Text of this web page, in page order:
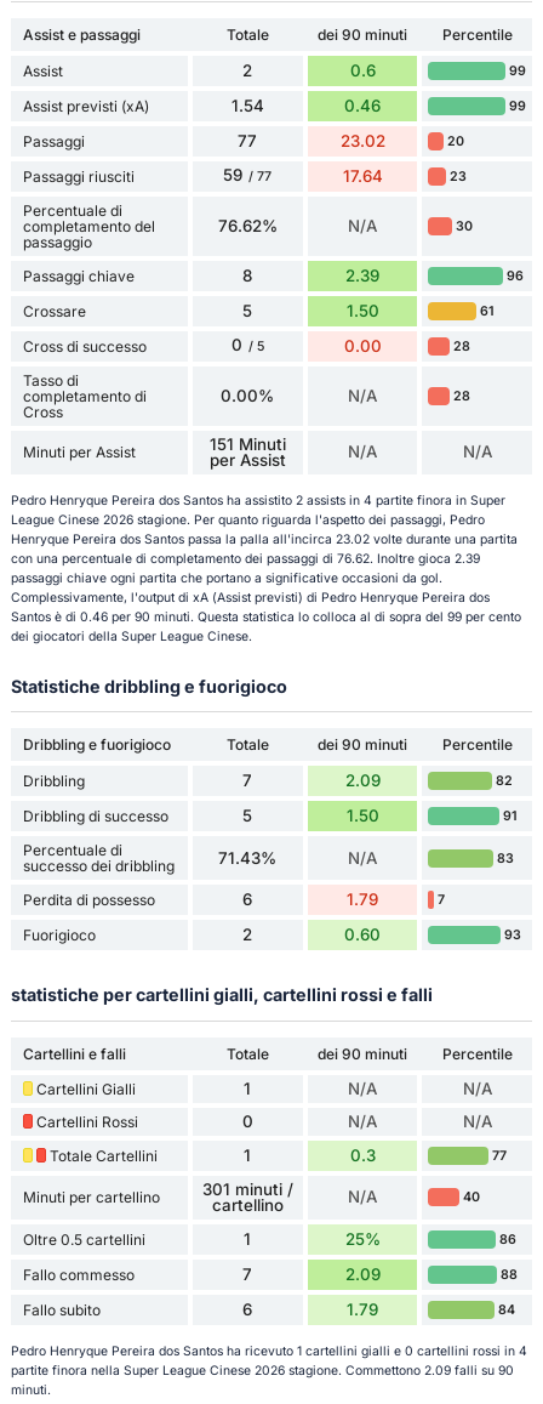
Assist e passaggi Totale dei 90 minuti
Percentile
Assist
2 0.6 99
Assist previsti (xA) 1.54 0.46 99
Passaggi 77 23.02 20
Passaggi riusciti 59 / 77 17.64 23
Percentuale di
completamento del
passaggio
76.62% N/A 30
Passaggi chiave 8 2.39 96
Crossare 5 1.50 61
Cross di successo 0 / 5 0.00 28
Tasso di
completamento di
Cross
0.00% N/A 28
Minuti per Assist
151 Minuti
per Assist
N/A N/A
Pedro Henryque Pereira dos Santos ha assistito 2 assists in 4 partite finora in Super
League Cinese 2026 stagione. Per quanto riguarda l'aspetto dei passaggi, Pedro
Henryque Pereira dos Santos passa la palla all'incirca 23.02 volte durante una partita
con una percentuale di completamento dei passaggi di 76.62. Inoltre gioca 2.39
passaggi chiave ogni partita che portano a significative occasioni da gol.
Complessivamente, l'output di xA (Assist previsti) di Pedro Henryque Pereira dos
Santos è di 0.46 per 90 minuti. Questa statistica lo colloca al di sopra del 99 per cento
dei giocatori della Super League Cinese.
Statistiche dribbling e fuorigioco
Dribbling e fuorigioco Totale dei 90 minuti
Percentile
Dribbling
7 2.09 82
Dribbling di successo 5 1.50 91
Percentuale di
successo dei dribbling
71.43% N/A 83
Perdita di possesso 6 1.79 7
Fuorigioco 2 0.60 93
statistiche per cartellini gialli, cartellini rossi e falli
Cartellini e falli Totale dei 90 minuti
Percentile
Cartellini Gialli
1 N/A N/A
Cartellini Rossi 0 N/A N/A
Totale Cartellini 1 0.3 77
Minuti per cartellino
301 minuti /
cartellino
N/A 40
Oltre 0.5 cartellini 1 25% 86
Fallo commesso 7 2.09 88
Fallo subito 6 1.79 84
Pedro Henryque Pereira dos Santos ha ricevuto 1 cartellini gialli e 0 cartellini rossi in 4
partite finora nella Super League Cinese 2026 stagione. Commettono 2.09 falli su 90
minuti.